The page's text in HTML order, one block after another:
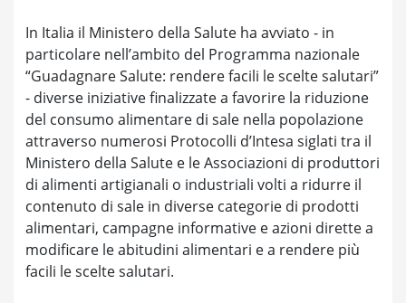
In Italia il Ministero della Salute ha avviato - in
particolare nell’ambito del Programma nazionale
“Guadagnare Salute: rendere facili le scelte salutari”
- diverse iniziative finalizzate a favorire la riduzione
del consumo alimentare di sale nella popolazione
attraverso numerosi Protocolli d’Intesa siglati tra il
Ministero della Salute e le Associazioni di produttori
di alimenti artigianali o industriali volti a ridurre il
contenuto di sale in diverse categorie di prodotti
alimentari, campagne informative e azioni dirette a
modificare le abitudini alimentari e a rendere più
facili le scelte salutari.